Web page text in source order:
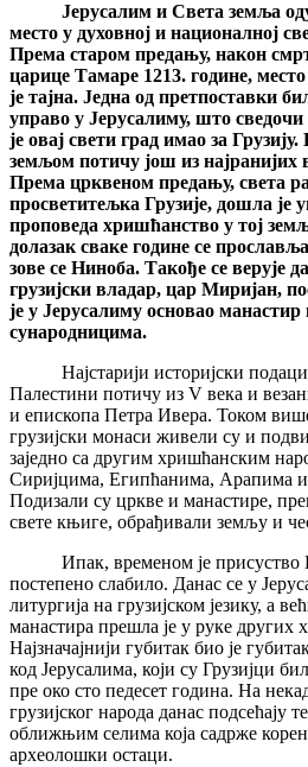
Јерусалим и Света земља
место у духовној и националној
Према старом предању, након
царице Тамаре 1213. године,
је тајна. Једна од претпоставки
управо у Јерусалиму, што сведочи
је овај свети град имао за
земљом потичу још из
Према црквеном предању, света
просветитељка Грузије, дошла је
проповеда хришћанство у тој
долазак сваке године се
зове се Ниноба. Такође се верује
грузијски владар, цар Миријан,
је у Јерусалиму основао
сународницима.
Најстарији историјски подаци
Палестини потичу из V века и
и епископа Петра Ивера. Током
грузијски монаси живели су и
заједно са другим хришћанским
Сиријцима, Египћанима, Арапима
Подизали су цркве и манастире,
свете књиге, обрађивали земљу и
Ипак, временом је присуство
постепено слабило. Данас се у
литургија на грузијском језику, а
манастира прешла је у руке других
Најзначајнији губитак био је
код Јерусалима, који су Грузијци
пре око сто педесет година. На
грузијског народа данас подсећају
оближњим селима која садрже
археолошки остаци.